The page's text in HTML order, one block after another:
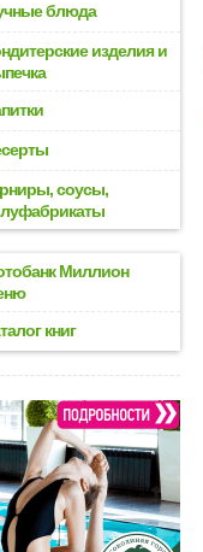
блюда
изделия и
соусы,
Миллион
книг